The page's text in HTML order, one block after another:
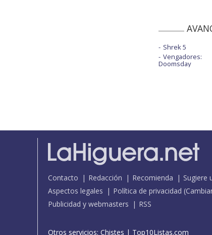
Shrek 5
Vengadores:
Doomsday
Contacto Redacción Recomienda
Sugiere
Aspectos legales
Política de privacidad (
Publicidad y webmasters
RSS
Otros servicios: Chistes | Top10Listas.com